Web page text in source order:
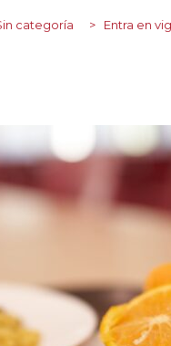
categoría > Entra en